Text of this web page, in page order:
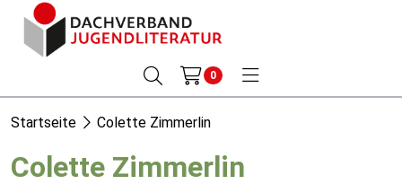
0
Startseite Colette Zimmerlin
Colette Zimmerlin